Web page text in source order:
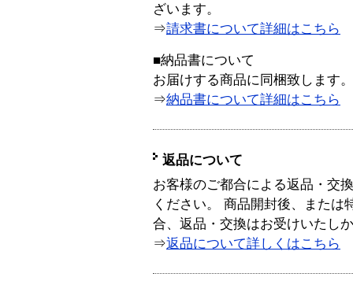
ざいます。
⇒請求書について詳細はこちら
■納品書について
お届けする商品に同梱致します。
⇒納品書について詳細はこちら
返品について
お客様のご都合による返品・交
ください。 商品開封後、または
合、返品・交換はお受けいたし
⇒返品について詳しくはこちら